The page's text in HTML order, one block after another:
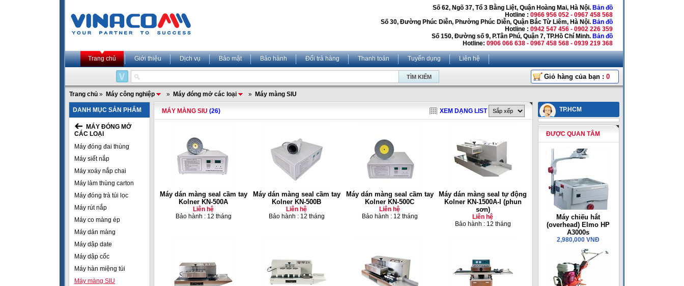
Số 62, Ngõ 37, Tổ 3 Bằng Liệt, Quận Hoàng Mai, Hà Nội. Bản đồ
Hotline : 0966 956 052 - 0967 458 568
Số 30, Đường Phúc Diễn, Phường Phúc Diễn, Quận Bắc Từ Liêm, Hà Nội. Bản đồ
Hotline : 0942 547 456 - 0902 226 359
Số 150, Đường số 9, P.Tân Phú, Quận 7, TP.Hồ Chí Minh. Bản đồ
Hotline: 0906 066 638 - 0967 458 568 - 0939 219 368
Trang chủ Giới thiệu Dịch vụ Bảo mật Bảo hành Đổi trả hàng Thanh toán Tuyển dụng Liên hệ
Giỏ hàng của bạn : 0
Trang chủ » Máy công nghiệp » Máy đóng mở các loại » Máy màng SIU
DANH MỤC SẢN PHẨM
MÁY ĐÓNG MỞ
CÁC LOẠI
Máy đóng đai thùng
Máy siết nắp
Máy xoáy nắp chai
Máy làm thùng carton
Máy đóng trà túi lọc
Máy rút nắp
Máy co màng ép
Máy dán màng
Máy dập date
Máy dập cốc
Máy hàn miệng túi
Máy màng SIU
MÁY MÀNG SIU (26) XEM DẠNG LIST
Máy dán màng seal cầm tay
Kolner KN-500A
Liên hệ
Bảo hành : 12 tháng
Máy dán màng seal cầm tay
Kolner KN-500B
Liên hệ
Bảo hành : 12 tháng
Máy dán màng seal cầm tay
Kolner KN-500C
Liên hệ
Bảo hành : 12 tháng
Máy dán màng seal tự động
Kolner KN-1500A-I (phun
sơn)
Liên hệ
Bảo hành : 12 tháng
TP.HCM
ĐƯỢC QUAN TÂM
Máy chiếu hắt
(overhead) Elmo HP
A3000s
2,980,000 VNĐ